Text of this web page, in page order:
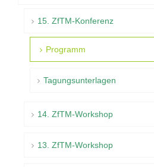
15. ZfTM-Konferenz
Programm
Tagungsunterlagen
14. ZfTM-Workshop
13. ZfTM-Workshop